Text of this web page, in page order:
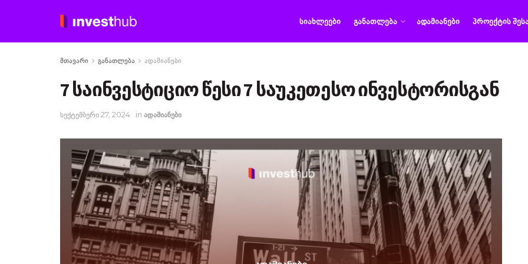
ᲡᲘᲐᲮᲚᲔᲔᲑᲘ ᲒᲐᲜᲐᲗᲚᲔᲑᲐ ᲐᲓᲐᲛᲘᲐᲜᲔᲑᲘ ᲞᲠᲝᲔᲥᲢᲘᲡ
მთავარი განათლება ადამიანები
7 საინვესტიციო წესი 7 საუკეთესო ინვესტორისგან
სექტემბერი 27, 2024 in ადამიანები